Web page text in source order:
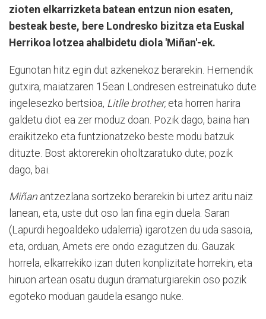
zioten elkarrizketa batean entzun nion esaten,
besteak beste, bere Londresko bizitza eta Euskal
Herrikoa lotzea ahalbidetu diola 'Miñan'-ek.
Egunotan hitz egin dut azkenekoz berarekin. Hemendik
gutxira, maiatzaren 15ean Londresen estreinatuko dute
ingelesezko bertsioa, Litlle brother, eta horren harira
galdetu diot ea zer moduz doan. Pozik dago, baina han
eraikitzeko eta funtzionatzeko beste modu batzuk
dituzte. Bost aktorerekin oholtzaratuko dute; pozik
dago, bai.
Miñan antzezlana sortzeko berarekin bi urtez aritu naiz
lanean, eta, uste dut oso lan fina egin duela. Saran
(Lapurdi hegoaldeko udalerria) igarotzen du uda sasoia,
eta, orduan, Amets ere ondo ezagutzen du. Gauzak
horrela, elkarrekiko izan duten konplizitate horrekin, eta
hiruon artean osatu dugun dramaturgiarekin oso pozik
egoteko moduan gaudela esango nuke.